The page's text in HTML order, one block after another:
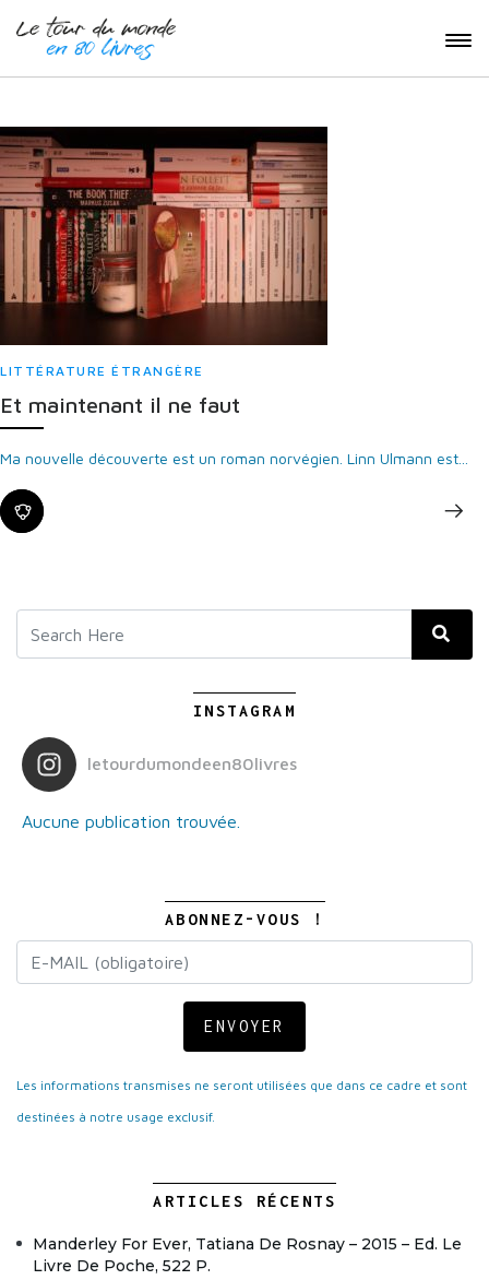
LITTÉRATURE ÉTRANGÈRE
Et maintenant il ne faut
Ma nouvelle découverte est un roman norvégien. Linn Ulmann est...
INSTAGRAM
letourdumondeen80livres
Aucune publication trouvée.
ABONNEZ-VOUS !
ENVOYER
Les informations transmises ne seront utilisées que dans ce cadre et sont
destinées à notre usage exclusif.
ARTICLES RÉCENTS
Manderley For Ever, Tatiana De Rosnay – 2015 – Ed. Le
Livre De Poche, 522 P.